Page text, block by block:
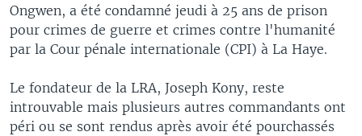
Ongwen, a été condamné jeudi à 25 ans de prison
pour crimes de guerre et crimes contre l'humanité
par la Cour pénale internationale (CPI) à La Haye.
Le fondateur de la LRA, Joseph Kony, reste
introuvable mais plusieurs autres commandants ont
péri ou se sont rendus après avoir été pourchassés